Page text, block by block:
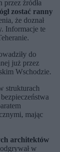
źródła
zostać ranny
że doznał
Informacje te
do
już przez
Wschodzie.
strukturach
mając
architektów
w